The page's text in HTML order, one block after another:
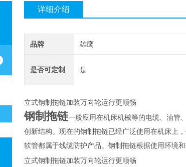
详细介绍
品牌 雄鹰
是否可定制 是
立式钢制拖链加装万向轮运行更顺畅
钢制拖链一般应用在机床机械等的电缆、油管
创新结构。现在的钢制拖链已经广泛使用在机床上
软管都属于线缆防护产品。钢制拖链根据使用环境
立式钢制拖链加装万向轮运行更顺畅